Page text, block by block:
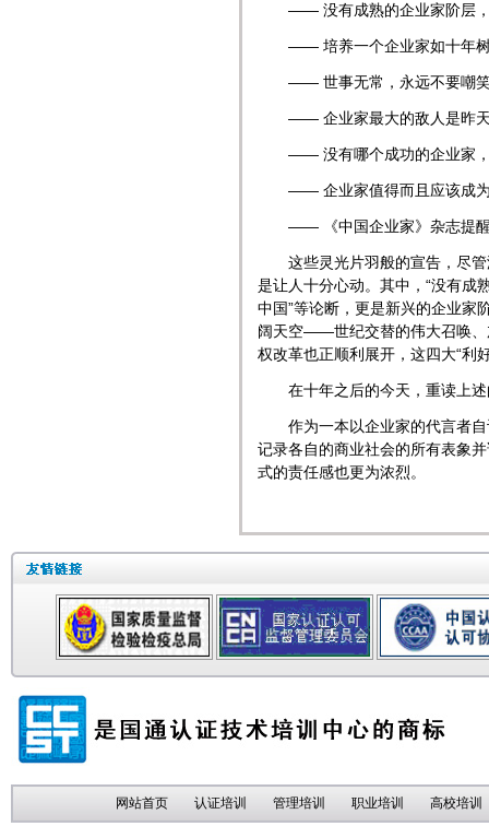
―― 没有成熟的企业家阶层
―― 培养一个企业家如十年
―― 世事无常，永远不要嘲笑
―― 企业家最大的敌人是昨
―― 没有哪个成功的企业家
―― 企业家值得而且应该成
―― 《中国企业家》杂志提
这些灵光片羽般的宣告，尽管
是让人十分心动。其中，“没有成
中国”等论断，更是新兴的企业家
阔天空――世纪交替的伟大召唤、
权改革也正顺利展开，这四大“利
在十年之后的今天，重读上述
作为一本以企业家的代言者
记录各自的商业社会的所有表象
式的责任感也更为浓烈。
网站首页 认证培训 管理培训 职业培训 高校培训